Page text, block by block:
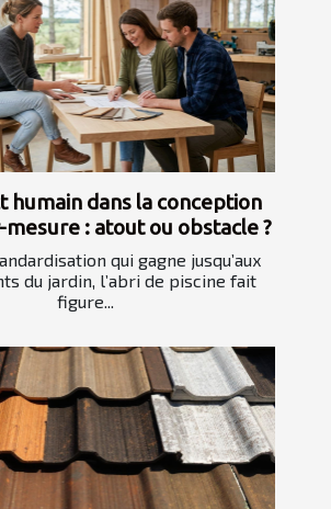
humain dans la conception
mesure : atout ou obstacle ?
qui gagne jusqu’aux
du jardin, l’abri de piscine fait
figure...